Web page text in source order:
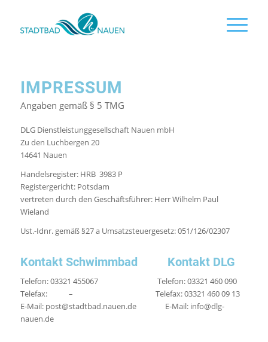
IMPRESSUM
Angaben gemäß § 5 TMG
DLG Dienstleistunggesellschaft Nauen mbH
Zu den Luchbergen 20
14641 Nauen
Handelsregister: HRB 3983 P
Registergericht: Potsdam
vertreten durch den Geschäftsführer: Herr Wilhelm Paul
Wieland
Ust.-Idnr. gemäß §27 a Umsatzsteuergesetz: 051/126/02307
Kontakt Schwimmbad Kontakt DLG
Telefon: 03321 455067 Telefon: 03321 460 090
Telefax: – Telefax: 03321 460 09 13
E-Mail: post@stadtbad.nauen.de E-Mail: info@dlg-
nauen.de